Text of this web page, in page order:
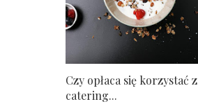
Czy opłaca się korzystać z
catering...